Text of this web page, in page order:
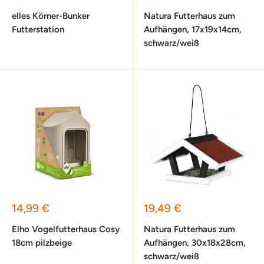
elles Körner-Bunker
Futterstation
Natura Futterhaus zum
Aufhängen, 17x19x14cm,
schwarz/weiß
Sonderpreis
14,99 €
Elho Vogelfutterhaus Cosy
18cm pilzbeige
Sonderpreis
19,49 €
Natura Futterhaus zum
Aufhängen, 30x18x28cm,
schwarz/weiß